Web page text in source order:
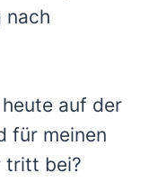
nach
auf der
für meinen
tritt bei?